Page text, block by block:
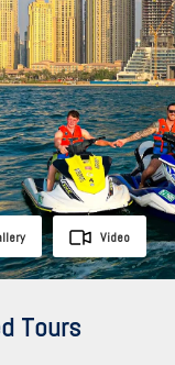
Video
Tours